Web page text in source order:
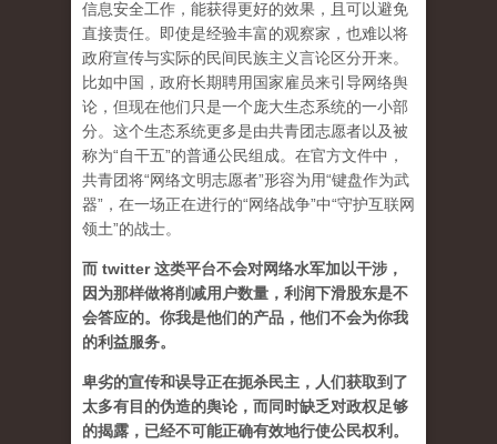
信息安全工作，能获得更好的效果，且可以避免
直接责任。即使是经验丰富的观察家，也难以将
政府宣传与实际的民间民族主义言论区分开来。
比如中国，政府长期聘用国家雇员来引导网络舆
论，但现在他们只是一个庞大生态系统的一小部
分。这个生态系统更多是由共青团志愿者以及被
称为“自干五”的普通公民组成。在官方文件中，
共青团将“网络文明志愿者”形容为用“键盘作为武
器”，在一场正在进行的“网络战争”中“守护互联网
领土”的战士。
而 twitter 这类平台不会对网络水军加以干涉，
因为那样做将削减用户数量，利润下滑股东是不
会答应的。你我是他们的产品，他们不会为你我
的利益服务。
卑劣的宣传和误导正在扼杀民主，人们获取到了
太多有目的伪造的舆论，而同时缺乏对政权足够
的揭露，已经不可能正确有效地行使公民权利。